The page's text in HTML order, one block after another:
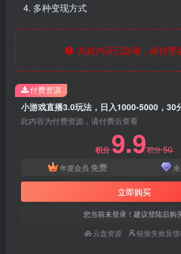
多种变现方式
此处内容已隐藏，请付费
小游戏直播3.0玩法，日入1000-5000，30
此内容为付费资源，请付费后查看
积分 9.9积分50
年度会员 免费
立即购买
您当前未登录！建议登陆后购
云盘资源
链接失效反
付费资源